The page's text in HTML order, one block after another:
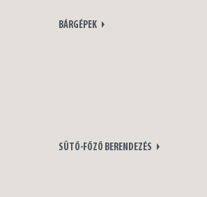
BÁRGÉPEK
SÜTŐ-FŐZŐ BERENDEZÉS